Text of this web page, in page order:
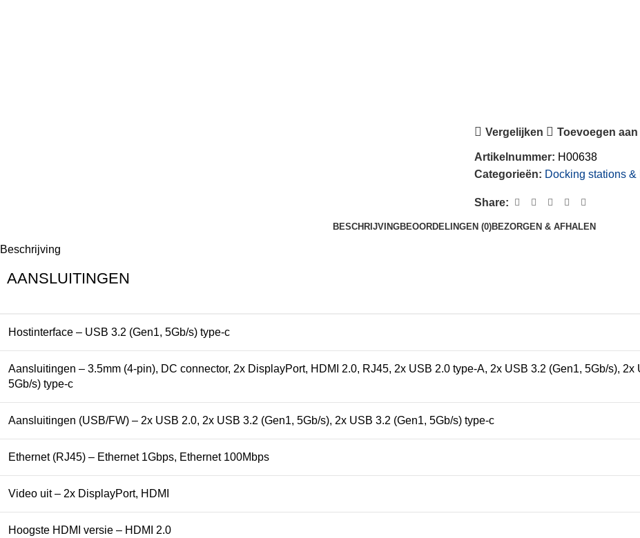
Vergelijken Toevoegen
Artikelnummer: H00638
Categorieën: Docking stations &
Share:
BESCHRIJVINGBEOORDELINGEN (0)BEZORGEN & AFHALEN
Beschrijving
AANSLUITINGEN
Hostinterface – USB 3.2 (Gen1, 5Gb/s) type-c
Aansluitingen – 3.5mm (4-pin), DC connector, 2x DisplayPort, HDMI 2.0, RJ45, 2x USB 2.0 type-A, 2x USB 3.2 (Gen1, 5Gb/s),
5Gb/s) type-c
Aansluitingen (USB/FW) – 2x USB 2.0, 2x USB 3.2 (Gen1, 5Gb/s), 2x USB 3.2 (Gen1, 5Gb/s) type-c
Ethernet (RJ45) – Ethernet 1Gbps, Ethernet 100Mbps
Video uit – 2x DisplayPort, HDMI
Hoogste HDMI versie – HDMI 2.0